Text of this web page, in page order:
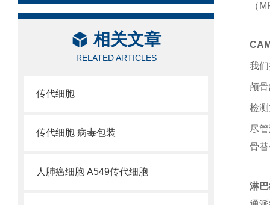
相关文章
RELATED ARTICLES
传代细胞
传代细胞 病毒包装
人肺癌细胞 A549传代细胞
（
我
颅
检
尽
骨
淋